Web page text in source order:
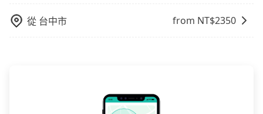
賣的現象，便有可能到了現場卻沒房可住的窘境，所以
介意多花一點錢省下這些瑣碎的事，台灣本土的AsiaYo
或者國際Airbnb都值得推薦。
從 台中市 from NT$2350